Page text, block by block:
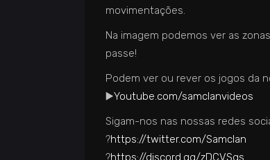
movimentações.
Na imagem podemos ver as
passe!
Podem ver ou rever os jogos da
▶️Youtube.com/samclanvideos
Sigam-nos nas nossas redes
?https://twitter.com/Samclan
?https://discord.gg/zDCVSgs